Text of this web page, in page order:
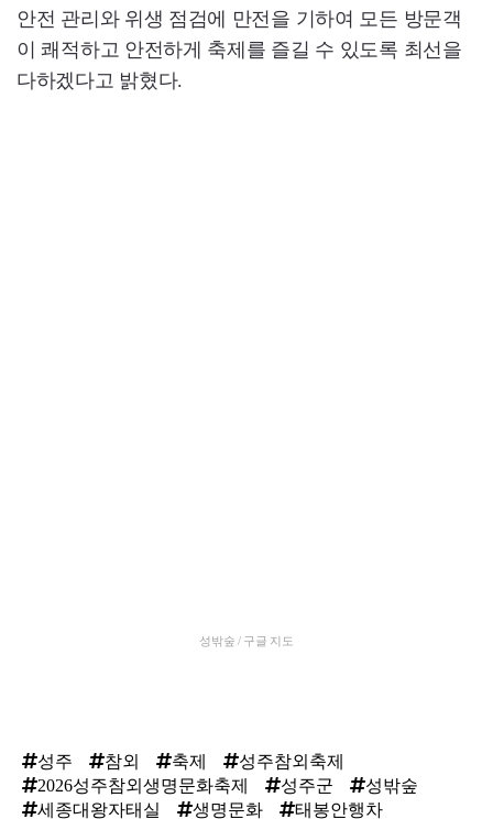
안전 관리와 위생 점검에 만전을 기하여 모든 방문객
이 쾌적하고 안전하게 축제를 즐길 수 있도록 최선을
다하겠다고 밝혔다.
성밖숲 / 구글 지도
성주 참외 축제
성주참외축제
2026성주참외생명문화축제
성주군
성밖숲
세종대왕자태실
생명문화
태봉안행차